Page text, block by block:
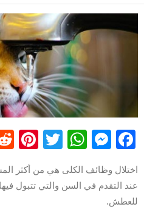
Facebook
Messenger
اختلال وظائف الكلى هي من أكثر
عند التقدم في السن والتي تتبول
للعطش.